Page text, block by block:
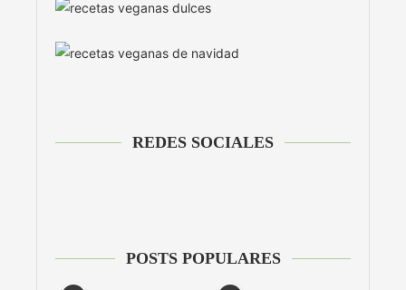
REDES SOCIALES
POSTS POPULARES